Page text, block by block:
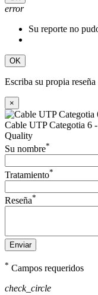
error
Su reporte no
OK
Escriba su propia reseña
×
Cable UTP Categotia 6
Quality
Su nombre*
Tratamiento*
Reseña*
Enviar
* Campos requeridos
check_circle